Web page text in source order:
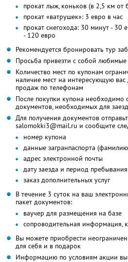
прокат лыж, коньков (в 2,5 км от
прокат «ватрушек»: 3 евро в час
прокат снегохода: 30 минут - 30
- 120 евро
Рекомендуется бронировать тур
Просьба привезти с собой любимые
Количество мест по купонам
наличие мест на интересующую вас
продаж по телефонам
После покупки купона необходимо
документов, необходимых для
Для получения документов
salomokki3@mail.ru и сообщите
номер купона
данные загранпаспорта
адрес электронной почты
дату заезда и период пребывания
заказ дополнительных услуг
В течение 3 суток на ваш
пакет документов:
ваучер для размещения на базе
сопроводительная информация,
Вы можете приобрести
для себя и в подарок
Информацию по условиям акции вы